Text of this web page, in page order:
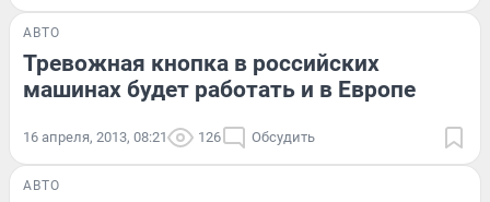
АВТО
Тревожная кнопка в российских
машинах будет работать и в Европе
16 апреля, 2013, 08:21 126 Обсудить
АВТО